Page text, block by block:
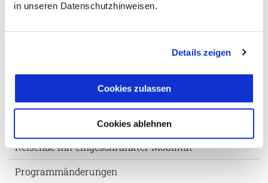
in unseren Datenschutzhinweisen.
Details zeigen
Cookies zulassen
Cookies ablehnen
Visum & Einreise
Gruppenreisen
Stornobedingungen & Umbuchung
Reisende mit eingeschränkter Mobilität
Programmänderungen